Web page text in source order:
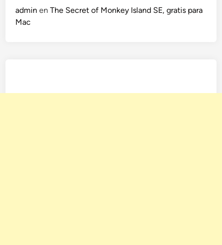
admin enThe Secret of Monkey Island SE, gratis para
Mac